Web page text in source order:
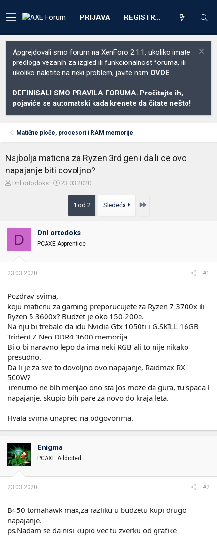
PRIJAVA REGISTRACIJA
Apgrejdovali smo forum na XenForo 2.1.1, ukoliko imate
predloga vezanih za izgled ili funkcionalnost foruma, ili
ukoliko naletite na neki problem, javite nam OVDE
DEFINISALI SMO PRAVILA FORUMA. Pročitajte ih,
pojaviće se automatski kada krenete da čitate nešto!
Matične ploče, procesori i RAM memorije
Najbolja maticna za Ryzen 3rd gen i da li ce ovo
napajanje biti dovoljno?
Z
t
e
m
Dnl ortodoks
D
o
k
e
a
23.03.2020.
1 od 2 Sledeća Poslednja
D Dnl ortodoks
PCAXE Apprentice
23.03.2020. #1
Pozdrav svima,
koju maticnu za gaming preporucujete za Ryzen 7 3700x ili
Ryzen 5 3600x? Budzet je oko 150-200e.
Na nju bi trebalo da idu Nvidia Gtx 1050ti i G.SKILL 16GB
Trident Z Neo DDR4 3600 memorija.
Bilo bi naravno lepo da ima neki RGB ali to nije nikako
presudno.
Da li je za sve to dovoljno ovo napajanje, Raidmax RX
500W?
Trenutno ne bih menjao ono sta jos moze da gura, tu spada i
napajanje, skupio bih pare za novo do kraja leta.
Hvala svima unapred na odgovorima.
Enigma
PCAXE Addicted
23.03.2020. #2
B450 tomahawk max,za razliku u budzetu kupi drugo
napajanje.
ps.Nadam se da nisi kupio vec tu zverku od grafike